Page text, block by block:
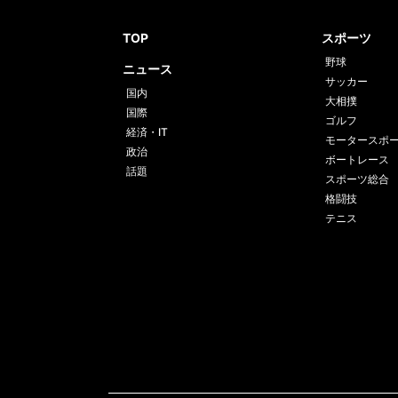
TOP
ニュース
国内
国際
経済・IT
政治
話題
スポーツ
野球
サッカー
大相撲
ゴルフ
モータースポ
ボートレース
スポーツ総合
格闘技
テニス